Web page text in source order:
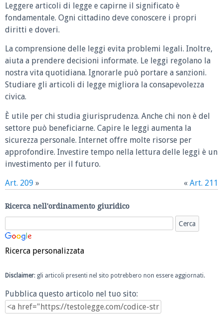
Leggere articoli di legge e capirne il significato è
fondamentale. Ogni cittadino deve conoscere i propri
diritti e doveri.
La comprensione delle leggi evita problemi legali. Inoltre,
aiuta a prendere decisioni informate. Le leggi regolano la
nostra vita quotidiana. Ignorarle può portare a sanzioni.
Studiare gli articoli di legge migliora la consapevolezza
civica.
È utile per chi studia giurisprudenza. Anche chi non è del
settore può beneficiarne. Capire le leggi aumenta la
sicurezza personale. Internet offre molte risorse per
approfondire. Investire tempo nella lettura delle leggi è un
investimento per il futuro.
Art. 209 » « Art. 211
Ricerca nell'ordinamento giuridico
Ricerca personalizzata
Disclaimer: gli articoli presenti nel sito potrebbero non essere aggiornati.
Pubblica questo articolo nel tuo sito: